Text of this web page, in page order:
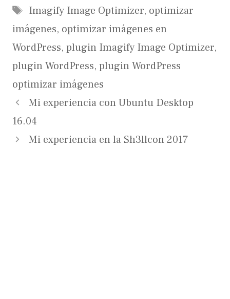
Etiquetas
Imagify Image Optimizer, optimizar
imágenes, optimizar imágenes en
WordPress, plugin Imagify Image Optimizer,
plugin WordPress, plugin WordPress
optimizar imágenes
Mi experiencia con Ubuntu Desktop
16.04
Mi experiencia en la Sh3llcon 2017